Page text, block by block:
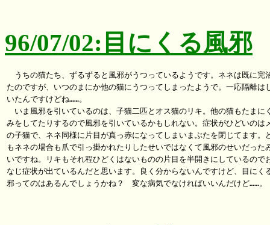
96/07/02:目にくる風邪
うちの猫たち、ずるずると風邪がうつっているようです。ネネは既に完
たのですが、いつのまにか他の猫にうつってしまったようで。一応隔離は
いたんですけどね……。
いま風邪を引いているのは、子猫二匹とオス猫のリキ。他の猫もたまに
みをしてたりするので風邪を引いているかもしれない。症状がひどいのは
の子猫で、ネネ同様に片目が真っ赤になってしまいまぶたを閉じてます。
もネネの場合も爪で引っ掛かれたりしたせいではなくて風邪のせいだった
いですね。リキもそれ程ひどくはないものの片目を半開きにしているので
なじ症状が出ているんだと思います。良く分からないんですけど、目にく
邪ってのはあるんでしょうかね？　変な病気でなければいいんだけど……。